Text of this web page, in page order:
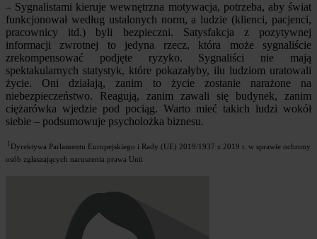
– Sygnalistami kieruje wewnętrzna motywacja, potrzeba, aby świat
funkcjonował według ustalonych norm, a ludzie (klienci, pacjenci,
pracownicy itd.) byli bezpieczni. Satysfakcja z pozytywnej
informacji zwrotnej to jedyna rzecz, która może sygnaliście
zrekompensować podjęte ryzyko. Sygnaliści nie mają
spektakularnych statystyk, które pokazałyby, ilu ludziom uratowali
życie. Oni działają, zanim to życie zostanie narażone na
niebezpieczeństwo. Reagują, zanim zawali się budynek, zanim
ciężarówka wjedzie pod pociąg. Warto mieć takich ludzi wokół
siebie – podsumowuje psycholożka biznesu.
1 Dyrektywa Parlamentu Europejskiego i Rady (UE) 2019/1937 z 2019 r. w sprawie ochrony
osób zgłaszających naruszenia prawa Unii